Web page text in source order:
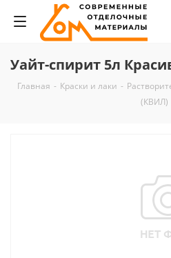
Уайт-спирит 5л
Главная - Краски и лаки -
(КВИЛ)